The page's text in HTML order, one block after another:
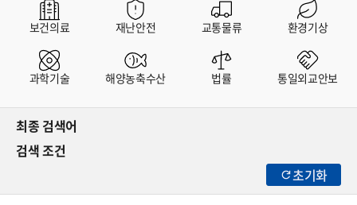
보건의료 재난안전 교통물류 환경기상
과학기술 해양농축수산 법률 통일외교안보
최종 검색어
검색 조건
초기화